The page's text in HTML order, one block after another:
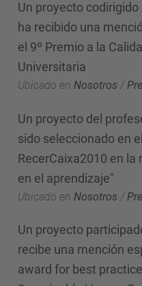
Un proyecto
ha recibido una
el 9º Premio a la
Universitaria
Ubicado en Nosotros /
Un proyecto del
sido seleccionado en
RecerCaixa2010 en
en el aprendizaje"
Ubicado en Nosotros /
Un proyecto
recibe una mención
award for best